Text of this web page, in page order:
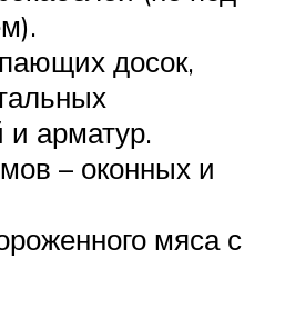
досок,
и арматур.
– оконных и
мяса с